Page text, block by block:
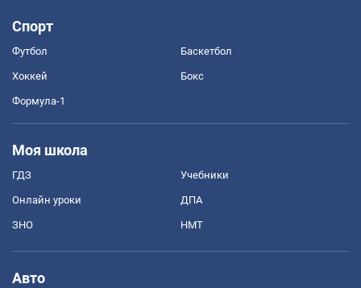
Спорт
Футбол Баскетбол
Хоккей Бокс
Формула-1
Моя школа
ГДЗ Учебники
Онлайн уроки ДПА
ЗНО НМТ
Авто